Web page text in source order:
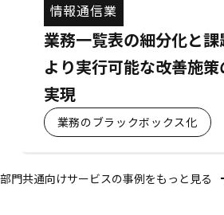
情報通信業
業務一覧表の細分化と
より実行可能な改善施策
実現
業務のブラックボックス化
部門共通向けサービスの事例をもっと見る